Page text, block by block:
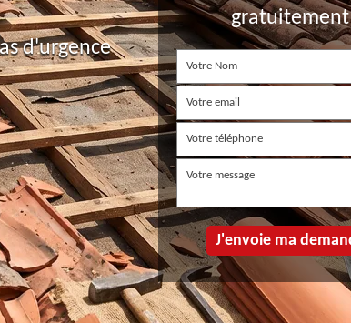
d'urgence
gratuitement